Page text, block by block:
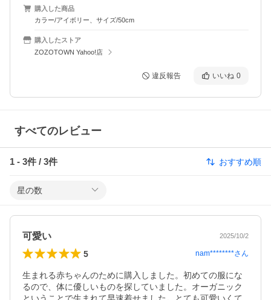
購入した商品
カラー/アイボリー、サイズ/50cm
購入したストア
ZOZOTOWN Yahoo!店
違反報告 いいね 0
すべてのレビュー
1 - 3件 / 3件 おすすめ順
星の数
可愛い 2025/10/2
5 nam********さん
生まれる赤ちゃんのために購入しました。初めての服にな
るので、体に優しいものを探していました。オーガニック